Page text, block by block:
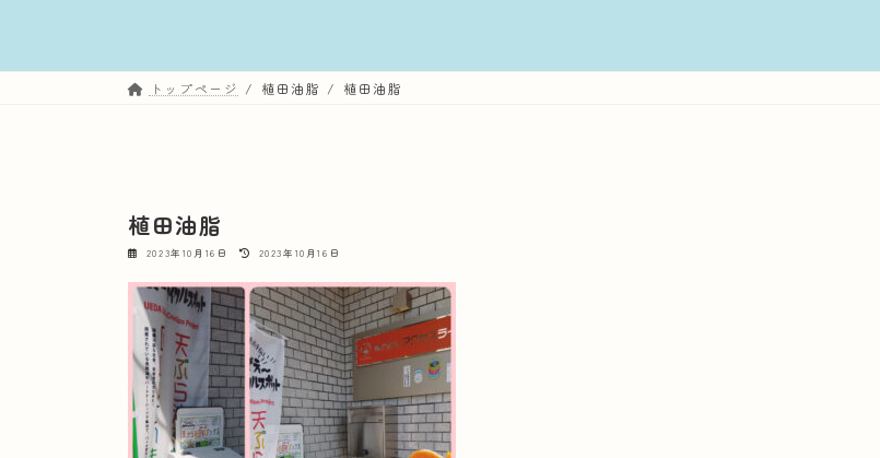
トップページ 植田油脂 植田油脂
植田油脂
2023年10月16日
最
更
新
日
時
2023年10月16日